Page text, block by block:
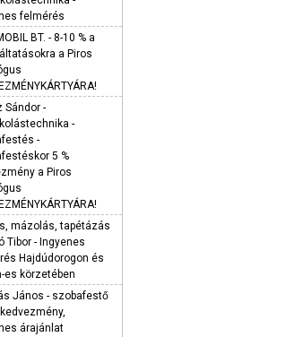
felmérés
BT. - 8-10 % a
a Piros
Sándor -
-
-
5 %
a Piros
mázolás, tapétázás
Tibor - Ingyenes
Hajdúdorogon és
es körzetében
János - szobafestő
árajánlat